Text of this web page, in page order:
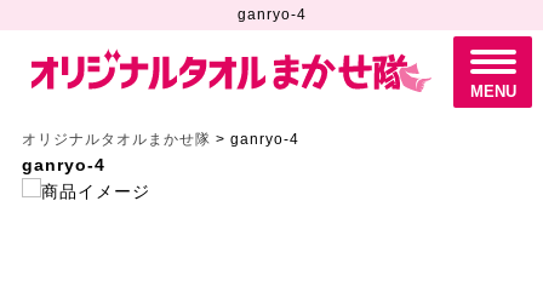
ganryo-4
M
E
N
U
MENU
オリジナルタオルまかせ隊 > ganryo-4
ganryo-4